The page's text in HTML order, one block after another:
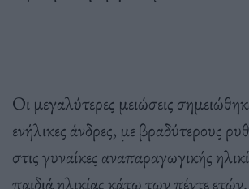
Οι μεγαλύτερες μειώσεις
ενήλικες άνδρες, με βραδύτερους
στις γυναίκες αναπαραγωγικής
παιδιά ηλικίας κάτω των πέντε ετών.